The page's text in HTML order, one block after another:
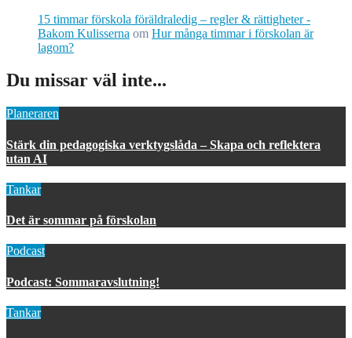
15 timmar förskola föräldraledig – regler & rättigheter -
Bakom Kulisserna om Hur många timmar i förskolan är
lagom?
Du missar väl inte...
Planeraren
Stärk din pedagogiska verktygslåda – Skapa och reflektera
utan AI
Tankar
Det är sommar på förskolan
Podcast
Podcast: Sommaravslutning!
Tankar